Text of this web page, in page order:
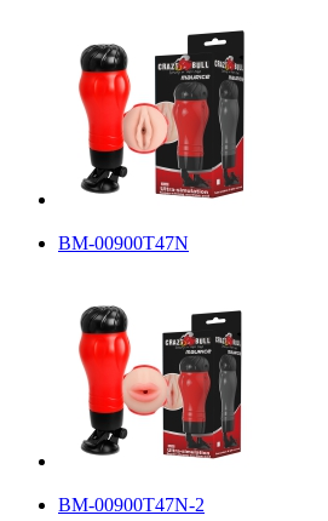
BM-00900T47N
BM-00900T47N-2